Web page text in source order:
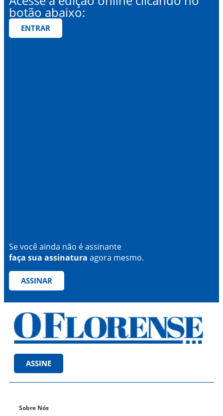
botão abaixo:
ENTRAR
Se você ainda não é assinante
faça sua assinatura agora mesmo.
ASSINAR
ASSINE
Sobre Nós